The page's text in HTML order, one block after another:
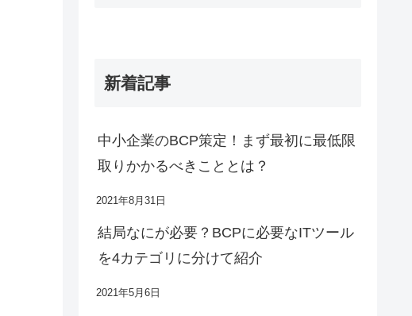
新着記事
中小企業のBCP策定！まず最初に最低限
取りかかるべきこととは？
2021年8月31日
結局なにが必要？BCPに必要なITツール
を4カテゴリに分けて紹介
2021年5月6日